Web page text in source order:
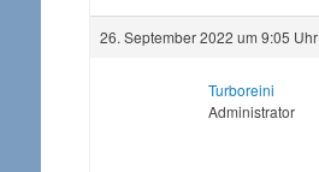
26. September 2022 um 9:05 Uhr
Turboreini
Administrator